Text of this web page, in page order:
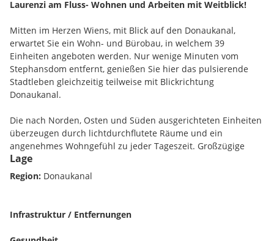
Laurenzi am Fluss- Wohnen und Arbeiten mit Weitblick!
Mitten im Herzen Wiens, mit Blick auf den Donaukanal,
erwartet Sie ein Wohn- und Bürobau, in welchem 39
Einheiten angeboten werden. Nur wenige Minuten vom
Stephansdom entfernt, genießen Sie hier das pulsierende
Stadtleben gleichzeitig teilweise mit Blickrichtung
Donaukanal.
Die nach Norden, Osten und Süden ausgerichteten Einheiten
überzeugen durch lichtdurchflutete Räume und ein
angenehmes Wohngefühl zu jeder Tageszeit. Großzügige
Fensterflächen sorgen nicht nur für viel Tageslicht, sondern
eröffnen auch beeindruckende Ausblicke - ein echtes
Highlight.
Dank der innovativen Skelettbauweise profitieren Sie von
einer außergewöhnlich flexiblen Grundrissgestaltung. Ob
kompakte Stadtwohnung für Singles, stilvolles zu Hause für
Lage
Region: Donaukanal
Infrastruktur / Entfernungen